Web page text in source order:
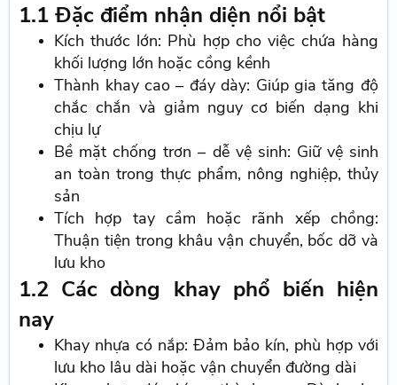
1.1 Đặc điểm nhận diện nổi bật
Kích thước lớn: Phù hợp cho việc chứa hàng
khối lượng lớn hoặc cồng kềnh
Thành khay cao – đáy dày: Giúp gia tăng độ
chắc chắn và giảm nguy cơ biến dạng khi
chịu lự
Bề mặt chống trơn – dễ vệ sinh: Giữ vệ sinh
an toàn trong thực phẩm, nông nghiệp, thủy
sản
Tích hợp tay cầm hoặc rãnh xếp chồng:
Thuận tiện trong khâu vận chuyển, bốc dỡ và
lưu kho
1.2 Các dòng khay phổ biến hiện
nay
Khay nhựa có nắp: Đảm bảo kín, phù hợp với
lưu kho lâu dài hoặc vận chuyển đường dài